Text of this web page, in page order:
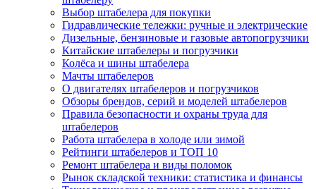
Выбор штабелера для покупки
Гидравлические тележки: ручные и электрические
Дизельные, бензиновые и газовые автопогрузчики
Китайские штабелеры и погрузчики
Колёса и шины штабелера
Мачты штабелеров
О двигателях штабелеров и погрузчиков
Обзоры брендов, серий и моделей штабелеров
Правила безопасности и охраны труда для
штабелеров
Работа штабелера в холоде или зимой
Рейтинги штабелеров и ТОП 10
Ремонт штабелера и виды поломок
Рынок складской техники: статистика и финансы